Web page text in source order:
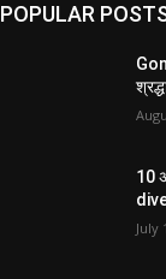
POPULAR
10
July